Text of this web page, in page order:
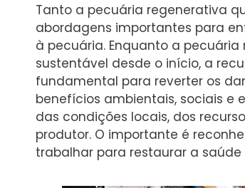
Tanto a pecuária regenerativa
abordagens importantes para
à pecuária. Enquanto a
sustentável desde o início, a
fundamental para reverter os
benefícios ambientais, sociais e
das condições locais, dos
produtor. O importante é
trabalhar para restaurar a